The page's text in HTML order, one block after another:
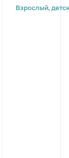
Взрослый,